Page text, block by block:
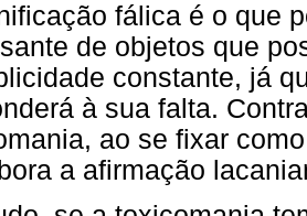
fálica é o que
de objetos que
constante, já
à sua falta.
ao se fixar
a afirmação